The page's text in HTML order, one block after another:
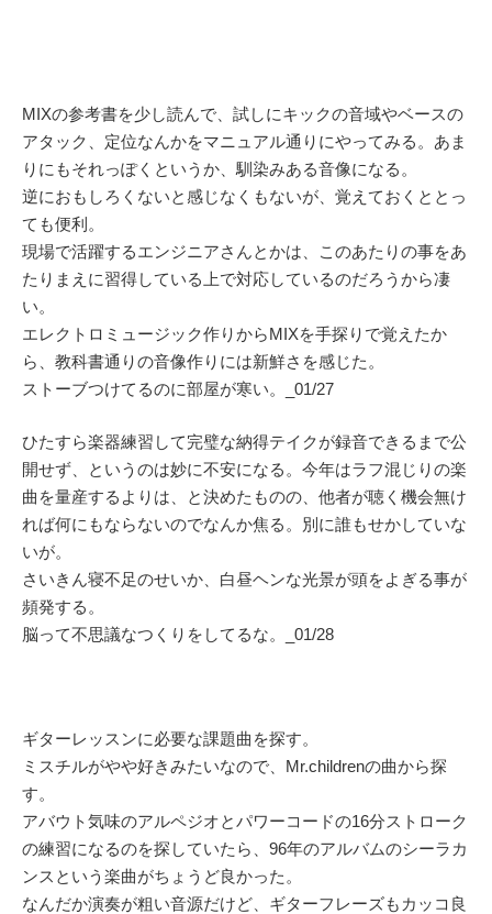
MIXの参考書を少し読んで、試しにキックの音域やベースの
アタック、定位なんかをマニュアル通りにやってみる。あま
りにもそれっぽくというか、馴染みある音像になる。
逆におもしろくないと感じなくもないが、覚えておくととっ
ても便利。
現場で活躍するエンジニアさんとかは、このあたりの事をあ
たりまえに習得している上で対応しているのだろうから凄
い。
エレクトロミュージック作りからMIXを手探りで覚えたか
ら、教科書通りの音像作りには新鮮さを感じた。
ストーブつけてるのに部屋が寒い。_01/27
ひたすら楽器練習して完璧な納得テイクが録音できるまで公
開せず、というのは妙に不安になる。今年はラフ混じりの楽
曲を量産するよりは、と決めたものの、他者が聴く機会無け
れば何にもならないのでなんか焦る。別に誰もせかしていな
いが。
さいきん寝不足のせいか、白昼ヘンな光景が頭をよぎる事が
頻発する。
脳って不思議なつくりをしてるな。_01/28
ギターレッスンに必要な課題曲を探す。
ミスチルがやや好きみたいなので、Mr.childrenの曲から探
す。
アバウト気味のアルペジオとパワーコードの16分ストローク
の練習になるのを探していたら、96年のアルバムのシーラカ
ンスという楽曲がちょうど良かった。
なんだか演奏が粗い音源だけど、ギターフレーズもカッコ良